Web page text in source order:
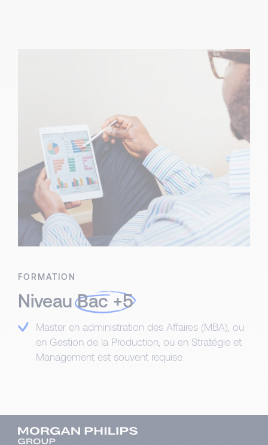
FORMATION
NiveauBac +5
Master en administration des Affaires (MBA), ou
en Gestion de la Production, ou en Stratégie et
Management est souvent requise.